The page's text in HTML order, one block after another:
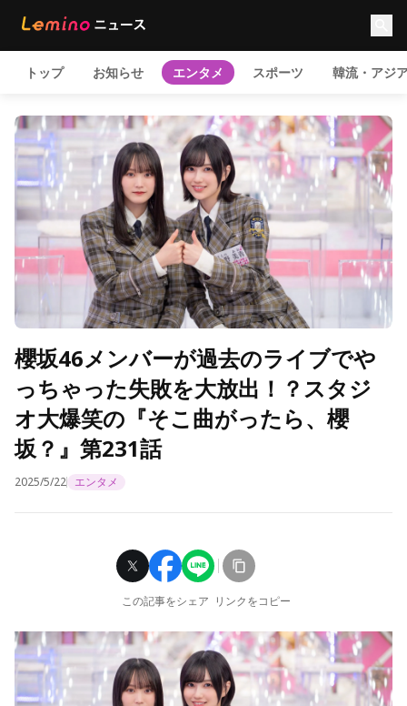
トップ お知らせ エンタメ スポーツ 韓流・アジ
櫻坂46メンバーが過去のライブでや
っちゃった失敗を大放出！？スタジ
オ大爆笑の『そこ曲がったら、櫻
坂？』第231話
2025/5/22 エンタメ
この記事をシェア リンクをコピー